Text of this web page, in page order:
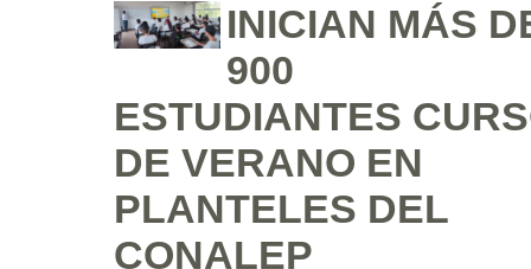
INICIAN MÁS
900
ESTUDIANTES
DE VERANO EN
PLANTELES DEL
CONALEP